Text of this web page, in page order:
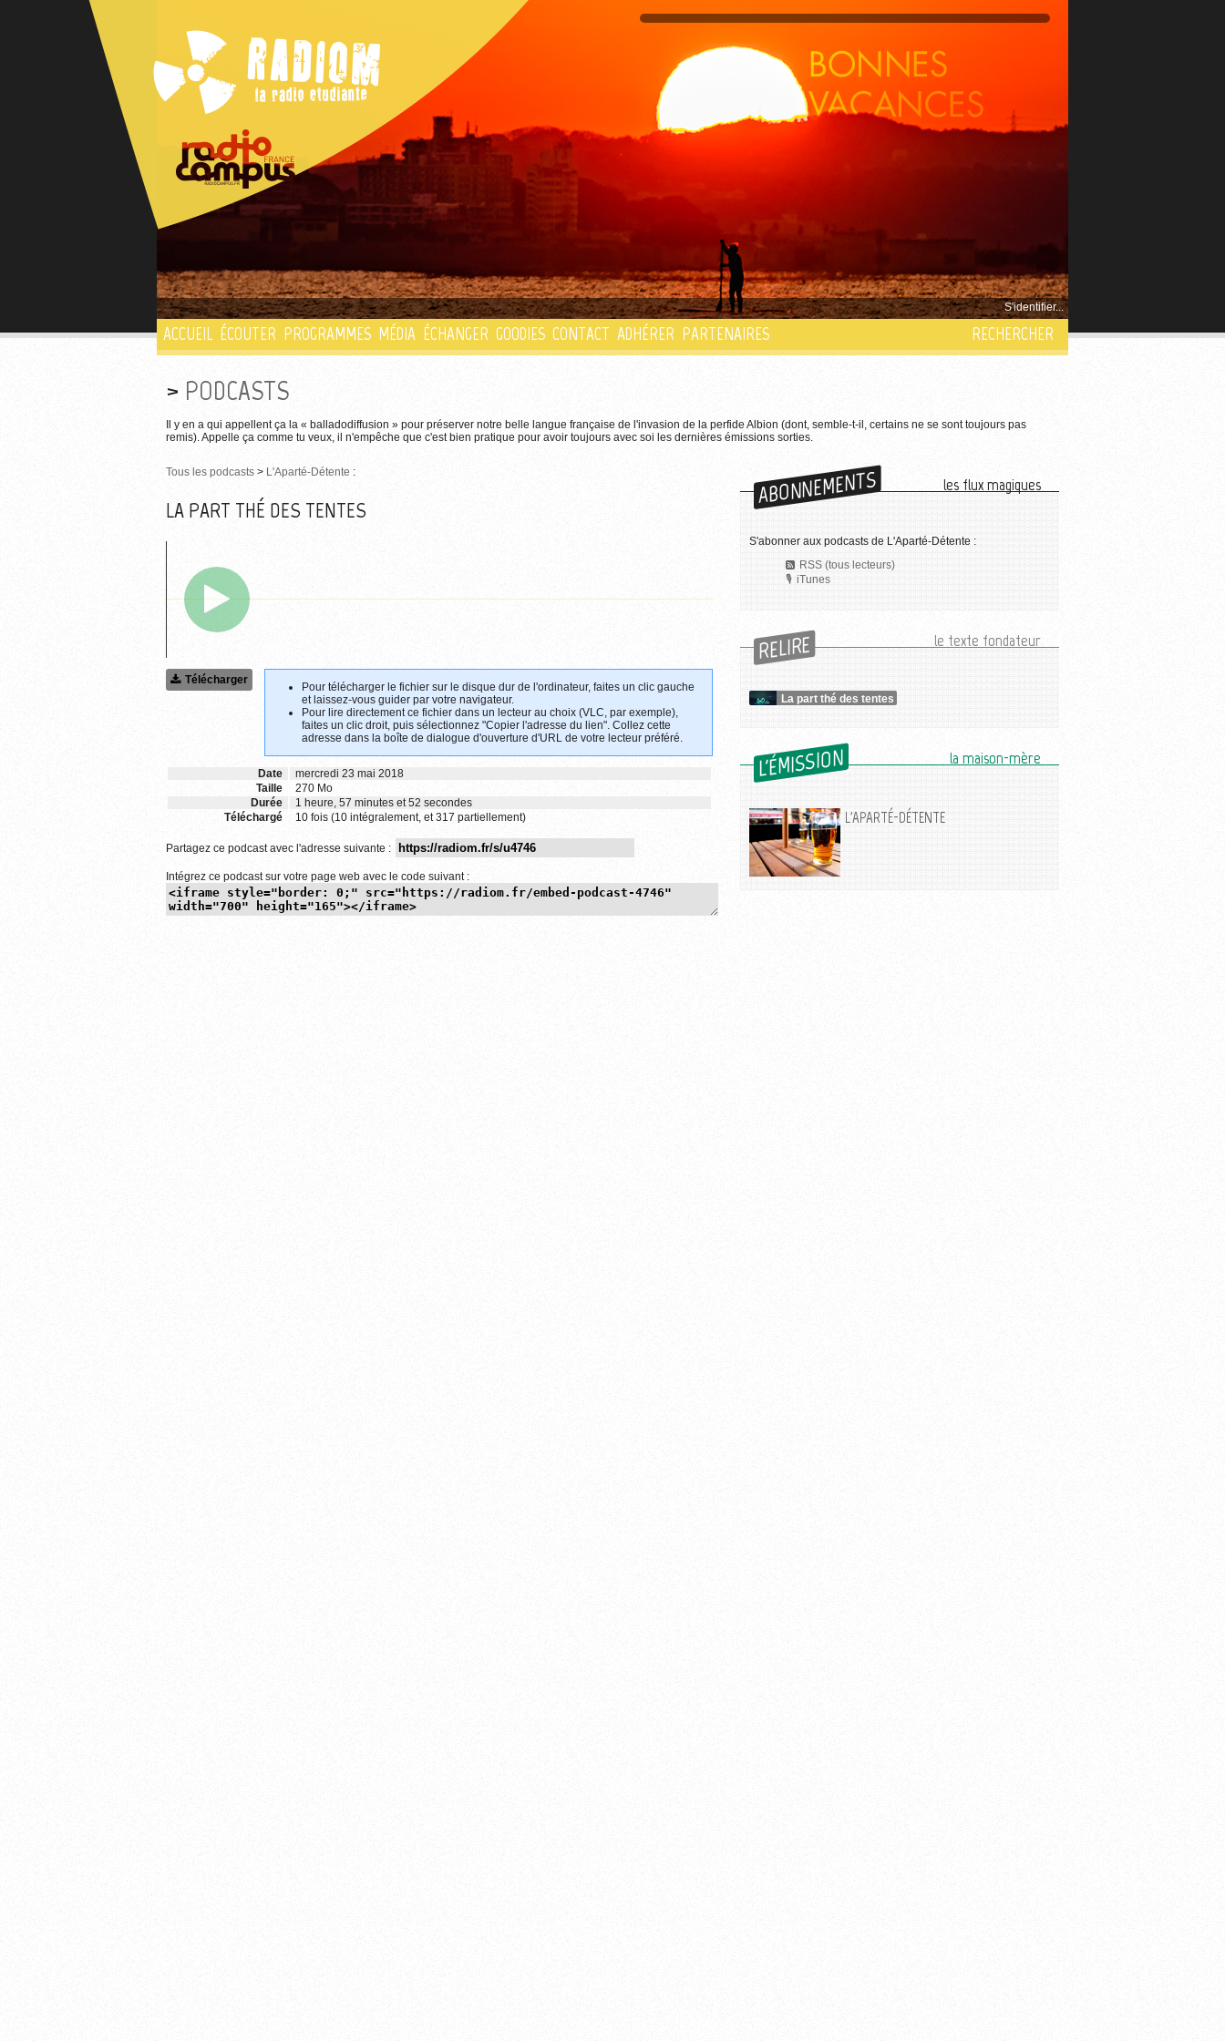
S'identifier...
ACCUEIL ÉCOUTER PROGRAMMES MÉDIA ÉCHANGER GOODIES CONTACT ADHÉRER PARTENAIRES RECHERCHER
PODCASTS
Il y en a qui appellent ça la « balladodiffusion » pour préserver notre belle langue française de l'invasion de la perfide Albion (dont, semble-t-il, certains ne se sont toujours pas
remis). Appelle ça comme tu veux, il n'empêche que c'est bien pratique pour avoir toujours avec soi les dernières émissions sorties.
Tous les podcasts > L'Aparté-Détente :
LA PART THÉ DES TENTES
Télécharger
Pour télécharger le fichier sur le disque dur de l'ordinateur, faites un clic gauche
et laissez-vous guider par votre navigateur.
Pour lire directement ce fichier dans un lecteur au choix (VLC, par exemple),
faites un clic droit, puis sélectionnez "Copier l'adresse du lien". Collez cette
adresse dans la boîte de dialogue d'ouverture d'URL de votre lecteur préféré.
Date
mercredi 23 mai 2018
Taille
270 Mo
Durée
1 heure, 57 minutes et 52 secondes
Téléchargé
10 fois (10 intégralement, et 317 partiellement)
Partagez ce podcast avec l'adresse suivante :
Intégrez ce podcast sur votre page web avec le code suivant :
ABONNEMENTS les flux magiques
S'abonner aux podcasts de L'Aparté-Détente :
RSS (tous lecteurs)
iTunes
RELIRE le texte fondateur
La part thé des tentes
L'ÉMISSION la maison-mère
L'APARTÉ-DÉTENTE